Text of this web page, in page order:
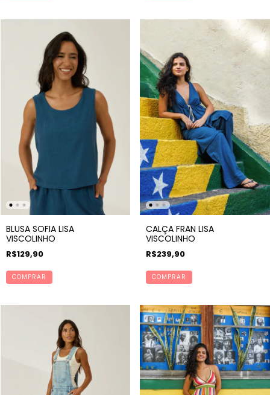
BLUSA SOFIA LISA
VISCOLINHO
R$129,90
COMPRAR
CALÇA FRAN LISA
VISCOLINHO
R$239,90
COMPRAR